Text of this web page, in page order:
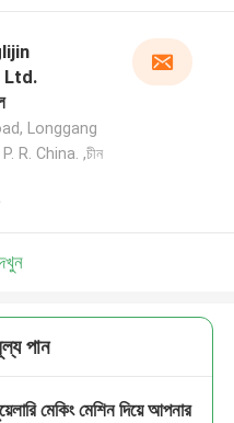
Ltd.
Longgang
R. China. ,চীন
পান
মেকিং মেশিন দিয়ে আপনার